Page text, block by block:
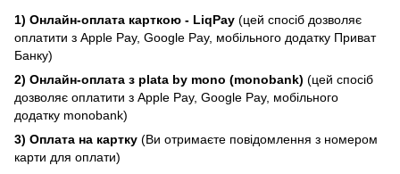
1) Онлайн-оплата карткою - LiqPay (цей спосіб дозволяє
оплатити з Apple Pay, Google Pay, мобільного додатку Приват
Банку)
2) Онлайн-оплата з plata by mono (monobank) (цей спосіб
дозволяє оплатити з Apple Pay, Google Pay, мобільного
додатку monobank)
3) Оплата на картку (Ви отримаєте повідомлення з номером
карти для оплати)